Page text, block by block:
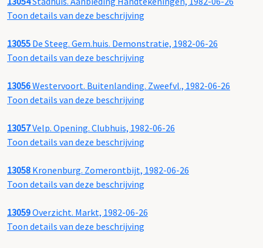
Toon details van deze beschrijving
13055 De Steeg. Gem.huis. Demonstratie, 1982-06-26
Toon details van deze beschrijving
13056Westervoort. Buitenlanding. Zweefvl., 1982-06-26
Toon details van deze beschrijving
13057Velp. Opening. Clubhuis, 1982-06-26
Toon details van deze beschrijving
13058 Kronenburg. Zomerontbijt, 1982-06-26
Toon details van deze beschrijving
13059Overzicht. Markt, 1982-06-26
Toon details van deze beschrijving